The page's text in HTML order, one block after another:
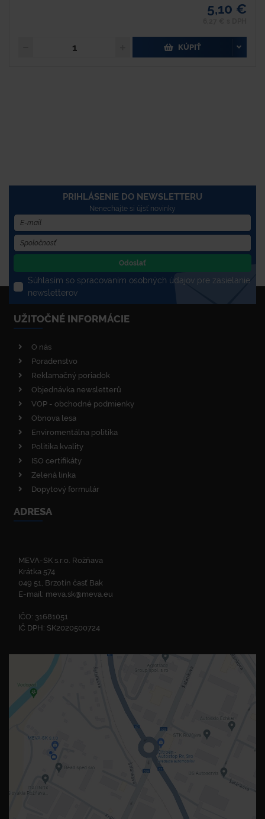
5,10 €
KÚPIŤ
PRIHLÁSENIE DO NEWSLETTERU
Nenechajte si újsť novinky
Odoslať
Súhlasím so spracovaním osobných údajov pre zasielanie
newsletterov
UŽITOČNÉ INFORMÁCIE
O nás
Poradenstvo
Reklamačný poriadok
Objednávka newsletterů
VOP - obchodné podmienky
Obnova lesa
Enviromentálna politika
Politika kvality
ISO certifikáty
Zelená linka
Dopytový formulár
ADRESA
MEVA-SK s.r.o. Rožňava
Krátka 574
049 51, Brzotín časť Bak
E-mail: meva.sk@meva.eu
IČO: 31681051
IČ DPH: SK2020500724